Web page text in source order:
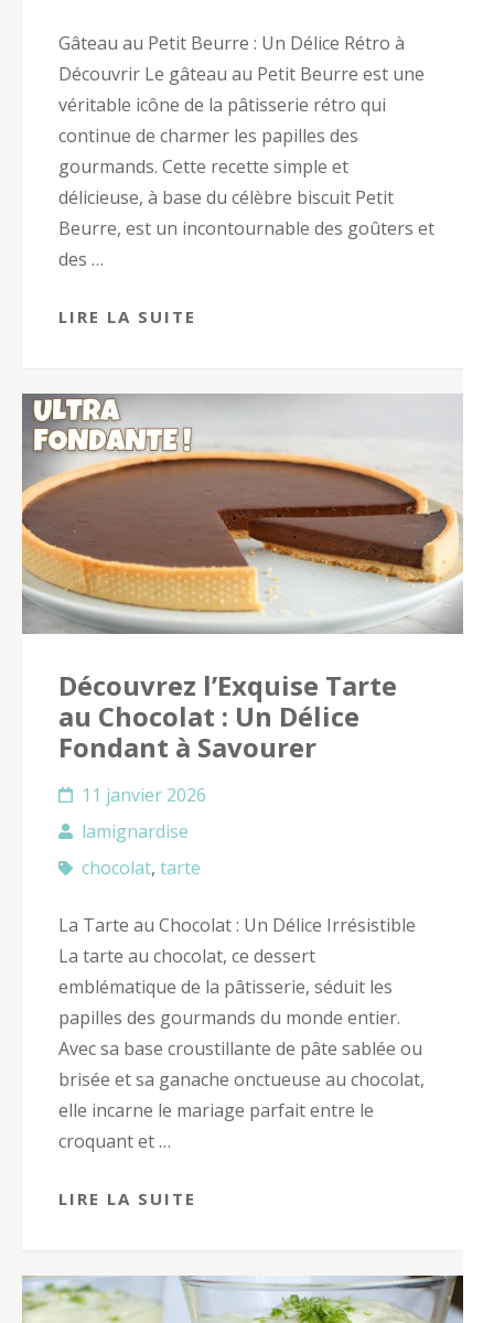
Gâteau au Petit Beurre : Un Délice Rétro à
Découvrir Le gâteau au Petit Beurre est une
véritable icône de la pâtisserie rétro qui
continue de charmer les papilles des
gourmands. Cette recette simple et
délicieuse, à base du célèbre biscuit Petit
Beurre, est un incontournable des goûters et
des …
LIRE LA SUITE
Découvrez l’Exquise Tarte
au Chocolat : Un Délice
Fondant à Savourer
11 janvier 2026
lamignardise
chocolat, tarte
La Tarte au Chocolat : Un Délice Irrésistible
La tarte au chocolat, ce dessert
emblématique de la pâtisserie, séduit les
papilles des gourmands du monde entier.
Avec sa base croustillante de pâte sablée ou
brisée et sa ganache onctueuse au chocolat,
elle incarne le mariage parfait entre le
croquant et …
LIRE LA SUITE